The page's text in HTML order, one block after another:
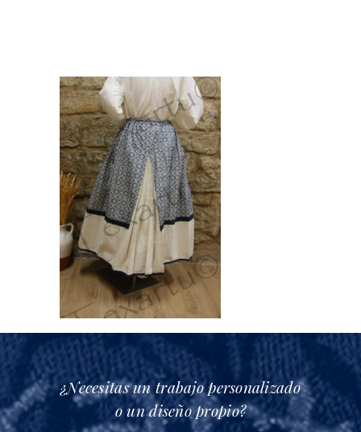
¿Necesitas un trabajo personalizado
o un diseño propio?